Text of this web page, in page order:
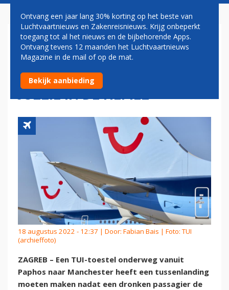
DRONKEN MAN PROBEERT
NOODUITGANG TE OPENEN
TIJDENS VLUCHT: 'IK ZIE
JULLIE IN DE HEMEL'
18 augustus 2022 - 12:37 | Door: Fabian Bais | Foto: TUI
(archieffoto)
ZAGREB – Een TUI-toestel onderweg vanuit
Paphos naar Manchester heeft een tussenlanding
moeten maken nadat een dronken passagier de
Ontvang een jaar lang 30% korting op het beste van
Luchtvaartnieuws en Zakenreisnieuws. Krijg onbeperkt
toegang tot al het nieuws en de bijbehorende Apps.
Ontvang tevens 12 maanden het Luchtvaartnieuws
Magazine in de mail of op de mat.
Bekijk aanbieding